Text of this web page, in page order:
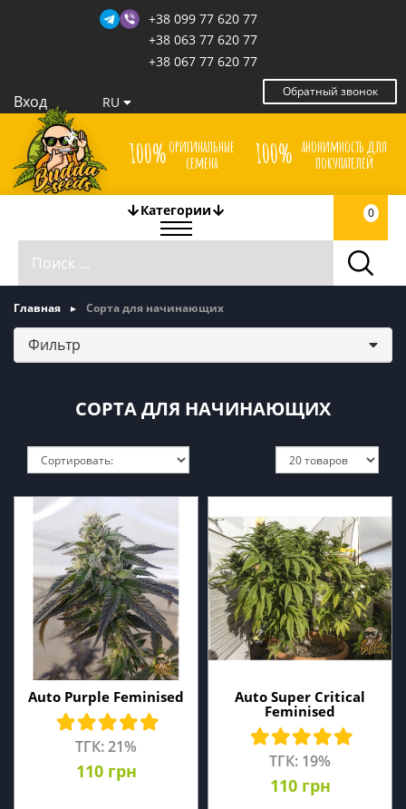
+38 099 77 620 77
+38 063 77 620 77
+38 067 77 620 77
Обратный звонок
Вход RU
100%оригинальные
семена
100% анонимность для
покупателей
Категории 0
Главная Сорта для начинающих
Фильтр
СОРТА ДЛЯ НАЧИНАЮЩИХ
Auto Purple Feminised
ТГК: 21%
110 грн
Auto Super Critical
Feminised
ТГК: 19%
110 грн